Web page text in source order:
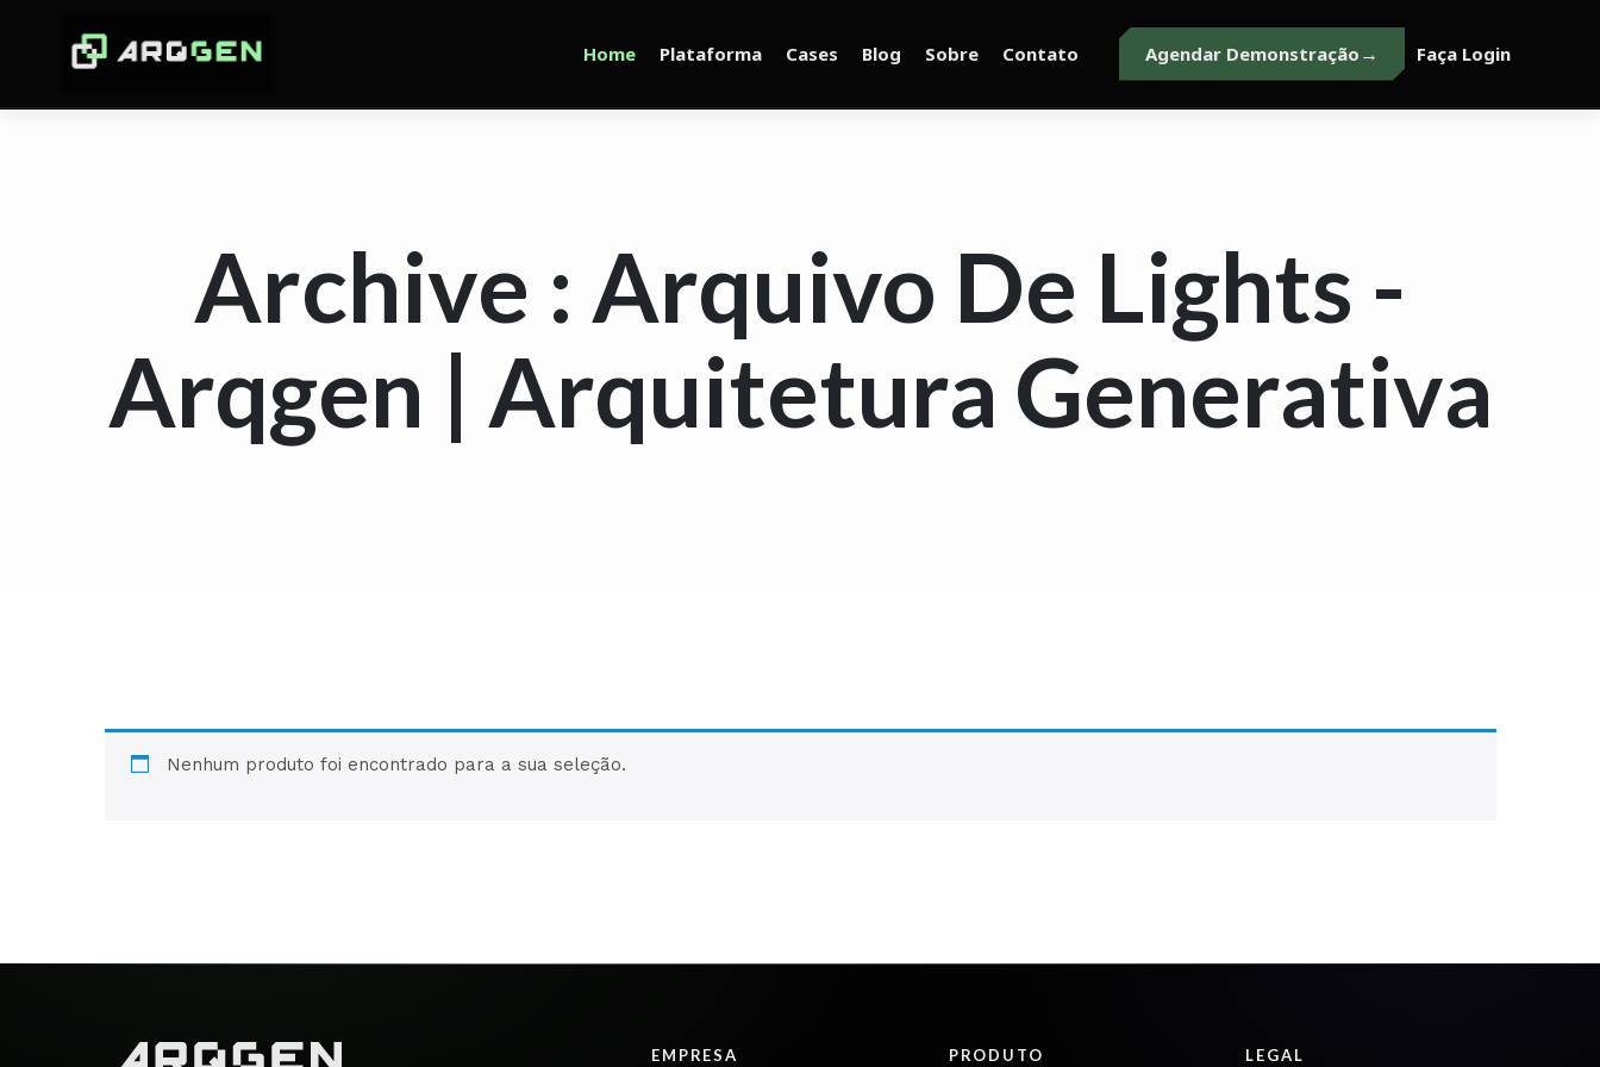
Home Plataforma Cases Blog Sobre Contato Agendar Demonstração Faça Login
Archive : Arquivo De Lights -
Arqgen | Arquitetura Generativa
Nenhum produto foi encontrado para a sua seleção.
EMPRESA PRODUTO LEGAL